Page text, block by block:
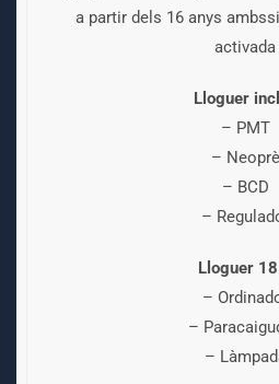
a partir dels 16 anys
activada
Lloguer
– PMT
– Neoprè
– BCD
–
Lloguer
–
–
–